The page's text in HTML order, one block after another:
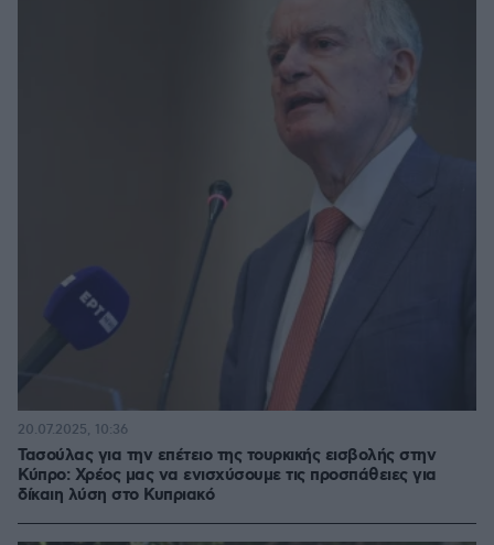
Τασούλας για την επέτειο της τουρκικής εισβολής στην
Κύπρο: Χρέος μας να ενισχύσουμε τις προσπάθειες για
δίκαιη λύση στο Κυπριακό
20.07.2025, 10:36